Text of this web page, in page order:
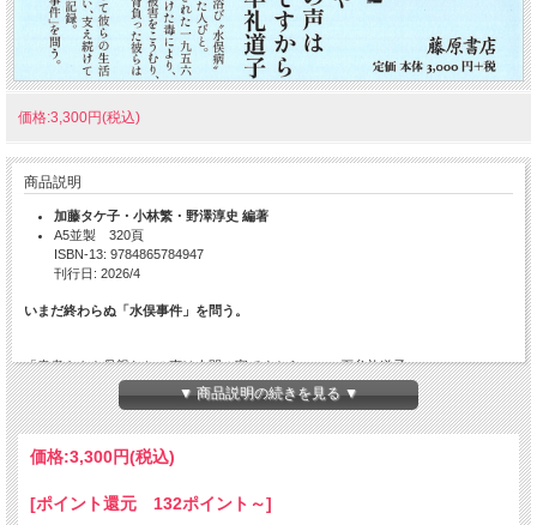
価格:3,300円(税込)
商品説明
加藤タケ子・小林繁・野澤淳史 編著
A5並製 320頁
ISBN-13: 9784865784947
刊行日: 2026/4
いまだ終わらぬ「水俣事件」を問う。
「患者さんや母親たちの声は人間の宝ですから」――石牟礼道子
母の胎内で有機水銀を浴び“水俣病“患者として生まれてきた人びと。水俣病が「公
式確認」された1956年以降も垂れ流され続けた毒により、逃げることのできない
被害をこうむり、文明の負の面を一身に背負った彼らは今、60～70代。彼らの
歩みの全記録。 題字＝鬼塚勇治
〈本書を推す〉柳田邦男さん（作家）
▼ 商品説明の続きを見る ▼
価格:3,300円(税込)
[ポイント還元 132ポイント～]